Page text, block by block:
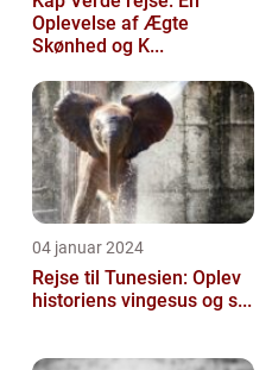
Oplevelse af Ægte
Skønhed og K...
04 januar 2024
Rejse til Tunesien: Oplev
historiens vingesus og s...